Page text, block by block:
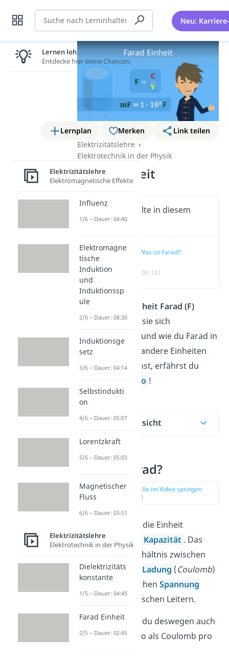
Suche Neu:
Lernplan Merken
Link teilen
Elektrizitätslehre
Elektrotechnik in der Physik
Farad Einheit
Wichtige Inhalte in diesem
Video
Was ist Farad?
(00:13)
Wofür du die
Einheit Farad (F)
verwendest, wie sie sich
zusammensetzt und wie du Farad in
Mikrofarad und andere Einheiten
umrechnen kannst, erfährst du
Video !
Inhaltsübersicht
Was ist Farad?
zur Stelle im Video springen
(00:13)
, kurz F, ist die Einheit
derelektrischen Kapazität . Das
Farad ist das Verhältnis zwischen
der elektrischen Ladung (Coulomb)
und der elektrischen Spannung
Volt) von elektrischen Leitern.
Die Einheit gibst du deswegen auch
als
an, also als Coulomb pro
Lernen lohnt sich!
Entdecke hier deine Chancen.
Elektrizitätslehre
Elektromagnetische Effekte
Influenz
1/6 – Dauer: 04:40
Elektromagne
tische
Induktion
und
Induktionssp
ule
2/6 – Dauer: 08:30
Induktionsge
setz
3/6 – Dauer: 04:14
Selbstindukti
on
4/6 – Dauer: 05:07
Lorentzkraft
5/6 – Dauer: 05:03
Magnetischer
Fluss
6/6 – Dauer: 03:51
Elektrizitätslehre
Elektrotechnik in der Physik
Dielektrizitäts
konstante
1/5 – Dauer: 04:45
Farad Einheit
2/5 – Dauer: 02:45